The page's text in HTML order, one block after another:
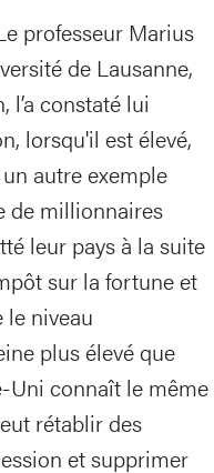
professeur Marius
de Lausanne,
l’a constaté lui
lorsqu'il est élevé,
autre exemple
de millionnaires
leur pays à la suite
sur la fortune et
le niveau
plus élevé que
Uni connaît le même
rétablir des
et supprimer